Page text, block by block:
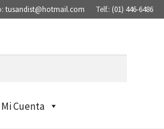
tusandist@hotmail.com Telf.: (01) 446-6486
Mi Cuenta